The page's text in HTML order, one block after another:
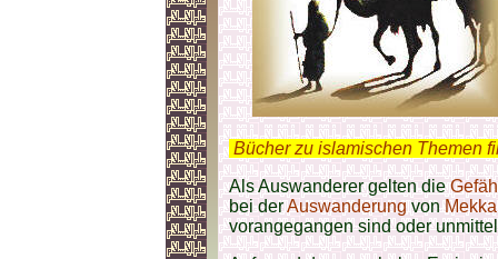
Bücher zu islamischen Themen
Als Auswanderer gelten die
bei derAuswanderungvonMekka
vorangegangen sind oder